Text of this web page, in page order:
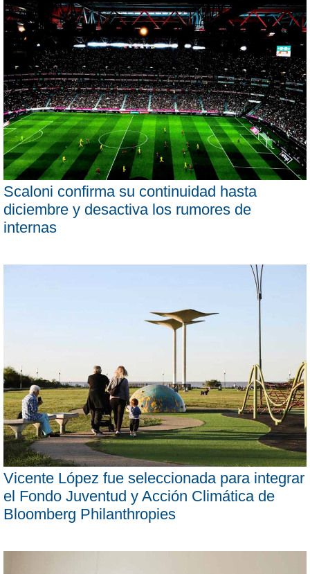
Scaloni confirma su continuidad hasta
diciembre y desactiva los rumores de
internas
Vicente López fue seleccionada para integrar
el Fondo Juventud y Acción Climática de
Bloomberg Philanthropies